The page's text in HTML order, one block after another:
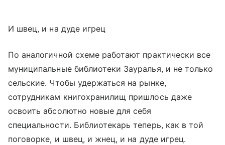
И швец, и на дуде игрец
По аналогичной схеме работают практически все
муниципальные библиотеки Зауралья, и не только
сельские. Чтобы удержаться на рынке,
сотрудникам книгохранилищ пришлось даже
освоить абсолютно новые для себя
специальности. Библиотекарь теперь, как в той
поговорке, и швец, и жнец, и на дуде игрец.